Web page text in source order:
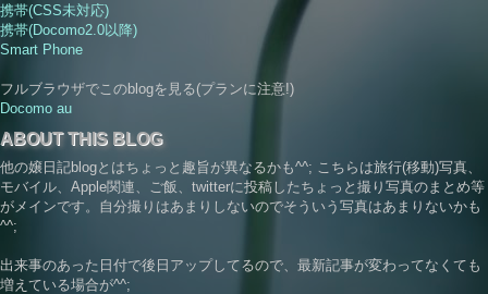
携帯(CSS未対応)
携帯(Docomo2.0以降)
Smart Phone
フルブラウザでこのblogを見る(プランに注意!)
Docomo au
ABOUT THIS BLOG
他の嬢日記blogとはちょっと趣旨が異なるかも^^; こちらは旅行(移動)写真、
モバイル、Apple関連、ご飯、twitterに投稿したちょっと撮り写真のまとめ等
がメインです。自分撮りはあまりしないのでそういう写真はあまりないかも
^^;
出来事のあった日付で後日アップしてるので、最新記事が変わってなくても
増えている場合が^^;